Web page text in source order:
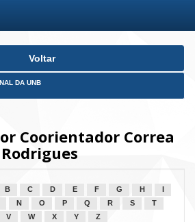
Voltar
DA UNB
Coorientador Correa
B C D E F G H
N O P Q R S
T
V W X Y Z